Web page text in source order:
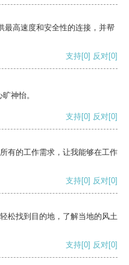
最高速度和安全性的连接，并帮
支持[0] 反对[0]
神怡。
支持[0] 反对[0]
有的工作需求，让我能够在工作
支持[0] 反对[0]
松找到目的地，了解当地的风土
支持[0] 反对[0]